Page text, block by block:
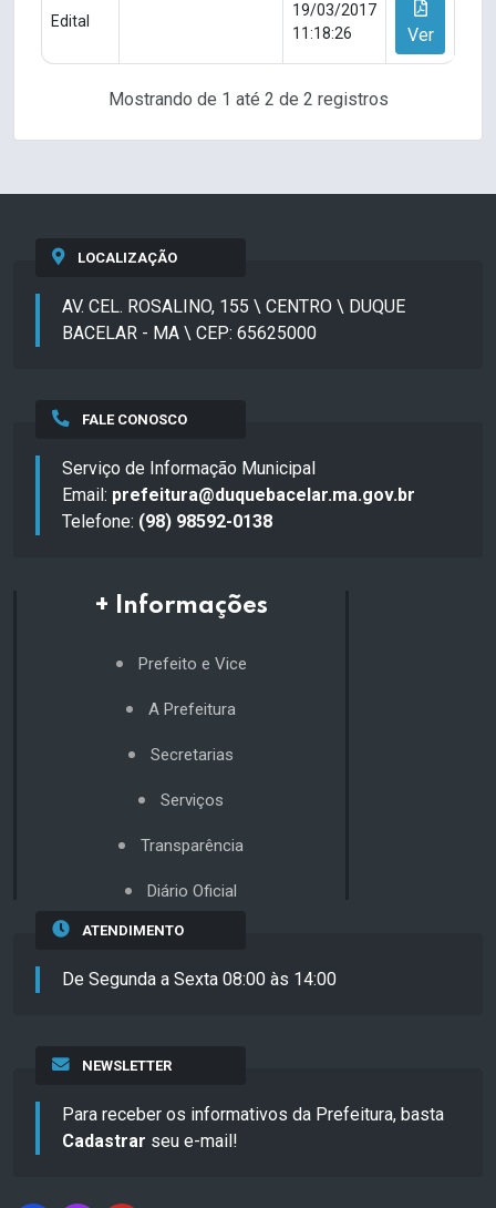
Edital
19/03/2017
11:18:26
Ver
Mostrando de 1 até 2 de 2 registros
LOCALIZAÇÃO
AV. CEL. ROSALINO, 155 \ CENTRO \ DUQUE
BACELAR - MA \ CEP: 65625000
FALE CONOSCO
Serviço de Informação Municipal
Email: prefeitura@duquebacelar.ma.gov.br
Telefone: (98) 98592-0138
+ Informações
Prefeito e Vice
A Prefeitura
Secretarias
Serviços
Transparência
Diário Oficial
ATENDIMENTO
De Segunda a Sexta 08:00 às 14:00
NEWSLETTER
Para receber os informativos da Prefeitura, basta
Cadastrar seu e-mail!